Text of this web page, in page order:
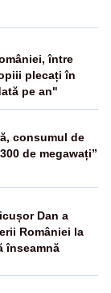
între
plecați în
pe an"
consumul de
de megawați”
Dan a
României la
înseamnă